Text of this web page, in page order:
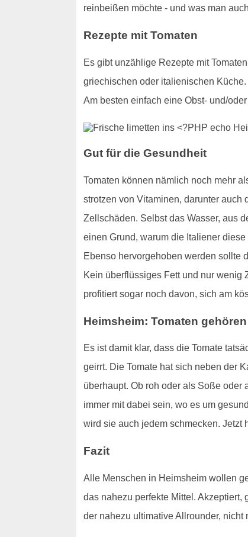
reinbeißen möchte - und was man
Rezepte mit Tomaten
Es gibt unzählige Rezepte mit
griechischen oder italienischen Küche.
Am besten einfach eine Obst- und/oder
Gut für die Gesundheit
Tomaten können nämlich noch mehr
strotzen von Vitaminen, darunter auch
Zellschäden. Selbst das Wasser, aus
einen Grund, warum die Italiener
Ebenso hervorgehoben werden sollte
Kein überflüssiges Fett und nur wenig
profitiert sogar noch davon, sich am
Heimsheim: Tomaten
Es ist damit klar, dass die Tomate
geirrt. Die Tomate hat sich neben der
überhaupt. Ob roh oder als Soße
immer mit dabei sein, wo es um
wird sie auch jedem schmecken. Jetzt
Fazit
Alle Menschen in Heimsheim wollen
das nahezu perfekte Mittel.
der nahezu ultimative Allrounder, nicht